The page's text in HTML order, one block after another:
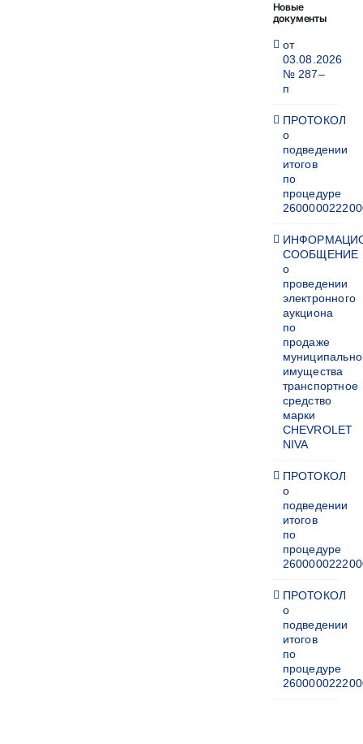
Новые
документы
от
03.08.2026
№ 287–
п
ПРОТОКОЛ
о
подведении
итогов
по
процедуре
СООБЩЕНИЕ
о
проведении
электронного
аукциона
по
продаже
имущества
транспортное
средство
марки
CHEVROLET
NIVA
ПРОТОКОЛ
о
подведении
итогов
по
процедуре
ПРОТОКОЛ
о
подведении
итогов
по
процедуре